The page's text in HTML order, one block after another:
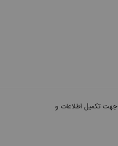
جهت تکمیل اطلاعات و